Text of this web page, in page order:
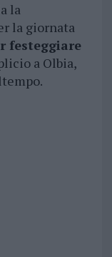
la
la giornata
festeggiare
a Olbia,